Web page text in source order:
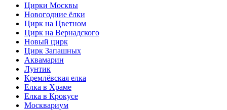
Цирки Москвы
Новогодние ёлки
Цирк на Цветном
Цирк на Вернадского
Новый цирк
Цирк Запашных
Аквамарин
Лунтик
Кремлёвская елка
Елка в Храме
Елка в Крокусе
Москвариум